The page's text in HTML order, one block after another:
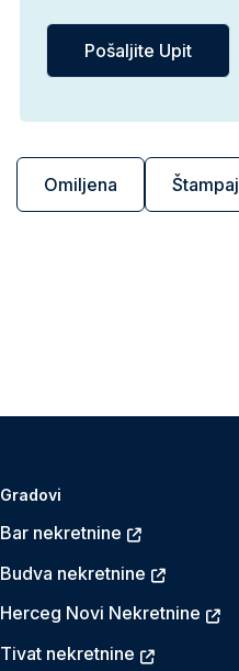
Omiljena Štampaj
Gradovi
Bar nekretnine
Budva nekretnine
Herceg Novi Nekretnine
Tivat nekretnine